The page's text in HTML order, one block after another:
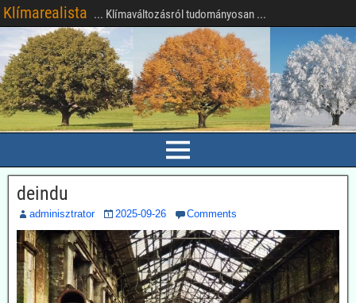
Klímarealista ... Klímaváltozásról tudományosan ...
deindu
adminisztrator 2025-09-26 Comments